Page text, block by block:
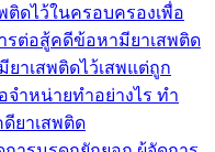
ดไว้ในครอบครองเพื่อ
รต่อสู้คดีข้อหามียาเสพติด
าเสพติดไว้เสพแต่ถูก
ำหน่ายทำอย่างไร ทำ
ยาเสพติด